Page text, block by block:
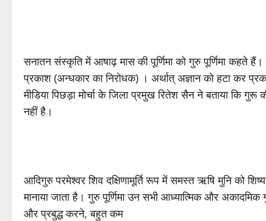
सनातन संस्कृति में आषाढ़ मास की पूर्णिमा को गुरु पूर्णिमा कहते
प्रकाश (अन्धकार का निरोधक) । अर्थात् अज्ञान को हटा कर
मीडिया पिछड़ा मोर्चा के जिला प्रमुख रितेश सैन ने बताया कि
नहीं है।
आदिगुरु परमेश्वर शिव दक्षिणामूर्ति रूप में समस्त ऋषि मुनि को
मानाया जाता है। गुरु पूर्णिमा उन सभी आध्यात्मिक और अकादमिक
और प्रबुद्ध करने, बहुत कम